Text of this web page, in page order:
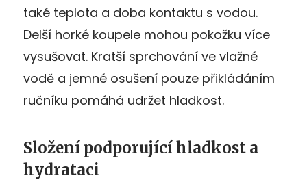
také teplota a doba kontaktu s vodou.
Delší horké koupele mohou pokožku více
vysušovat. Kratší sprchování ve vlažné
vodě a jemné osušení pouze přikládáním
ručníku pomáhá udržet hladkost.
Složení podporující hladkost a
hydrataci